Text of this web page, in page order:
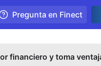
Pregunta en Finect
financiero y toma